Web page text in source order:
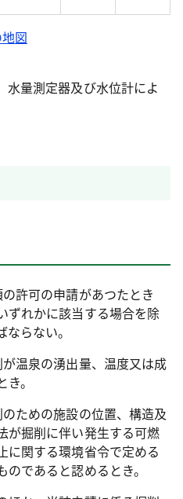
図
量測定器及び水位計によ
許可の申請があつたとき
ずれかに該当する場合を除
らない。
温泉の湧出量、温度又は成
。
ための施設の位置、構造及
が掘削に伴い発生する可燃
に関する環境省令で定める
であると認めるとき。